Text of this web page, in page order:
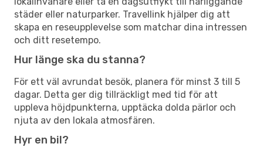
städer eller naturparker. Travellink hjälper dig att
skapa en reseupplevelse som matchar dina intressen
och ditt resetempo.
Hur länge ska du stanna?
För ett väl avrundat besök, planera för minst 3 till 5
dagar. Detta ger dig tillräckligt med tid för att
uppleva höjdpunkterna, upptäcka dolda pärlor och
njuta av den lokala atmosfären.
Hyr en bil?